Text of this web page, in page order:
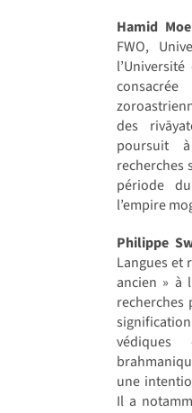
Hamid
FWO,
des
poursuit
recherches
période
l’empire
Philippe
Langues et
ancien » à
recherches
une
Il a